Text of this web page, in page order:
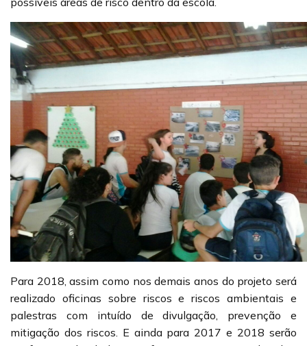
Para 2018, assim como nos demais anos do projeto será
realizado oficinas sobre riscos e riscos ambientais e
palestras com intuído de divulgação, prevenção e
mitigação dos riscos. E ainda para 2017 e 2018 serão